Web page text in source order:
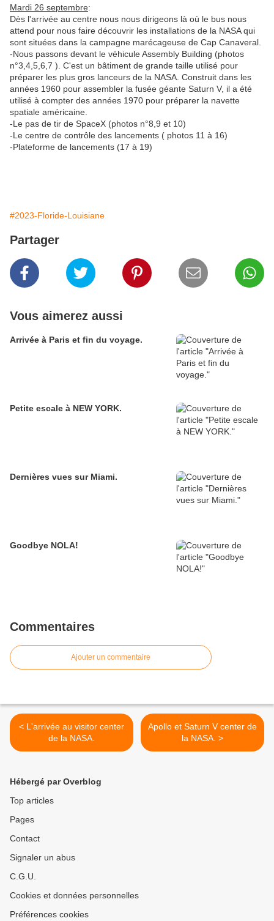
Mardi 26 septembre:
Dès l'arrivée au centre nous nous dirigeons là où le bus nous
attend pour nous faire découvrir les installations de la NASA qui
sont situées dans la campagne marécageuse de Cap Canaveral.
-Nous passons devant le véhicule Assembly Building (photos
n°3,4,5,6,7 ). C'est un bâtiment de grande taille utilisé pour
préparer les plus gros lanceurs de la NASA. Construit dans les
années 1960 pour assembler la fusée géante Saturn V, il a été
utilisé à compter des années 1970 pour préparer la navette
spatiale américaine.
-Le pas de tir de SpaceX (photos n°8,9 et 10)
-Le centre de contrôle des lancements ( photos 11 à 16)
-Plateforme de lancements (17 à 19)
#2023-Floride-Louisiane
Partager
Vous aimerez aussi
Arrivée à Paris et fin du voyage.
Petite escale à NEW YORK.
Dernières vues sur Miami.
Goodbye NOLA!
Commentaires
Ajouter un commentaire
< L'arrivée au visitor center
de la NASA.
Apollo et Saturn V center de
la NASA. >
Hébergé par Overblog
Top articles
Pages
Contact
Signaler un abus
C.G.U.
Cookies et données personnelles
Préférences cookies